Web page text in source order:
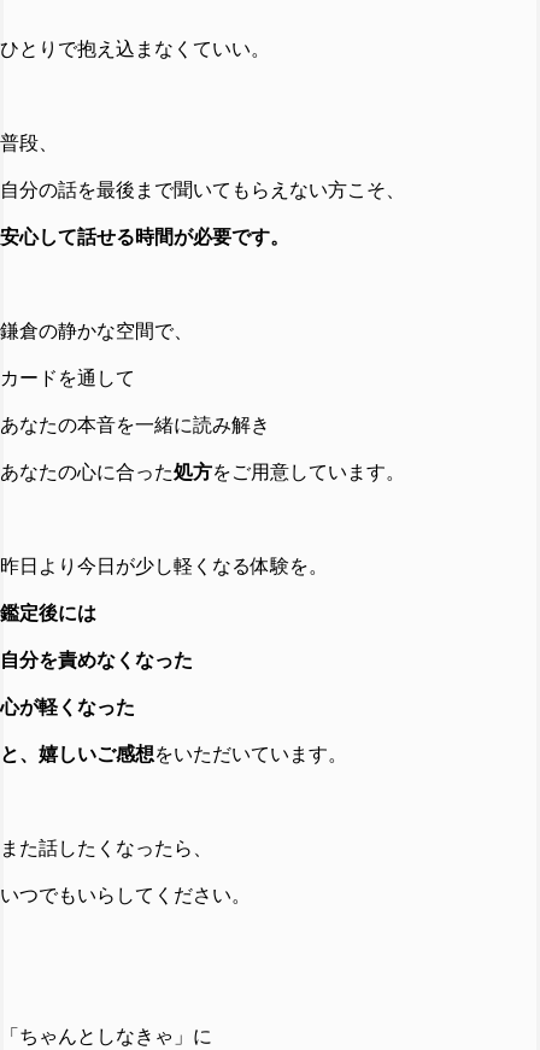
ひとりで抱え込まなくていい。
普段、
自分の話を最後まで聞いてもらえない方こそ、
安心して話せる時間が必要です。
鎌倉の静かな空間で、
カードを通して
あなたの本音を一緒に読み解き
あなたの心に合った処方をご用意しています。
昨日より今日が少し軽くなる体験を。
鑑定後には
自分を責めなくなった
心が軽くなった
と、嬉しいご感想をいただいています。
また話したくなったら、
いつでもいらしてください。
「ちゃんとしなきゃ」に